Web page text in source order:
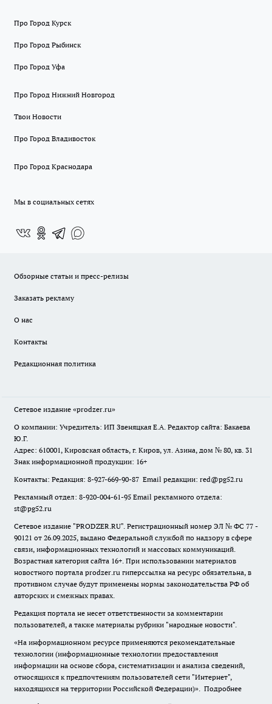
Про Город Курск
Про Город Рыбинск
Про Город Уфа
Про Город Нижний Новгород
Твои Новости
Про Город Владивосток
Про Город Краснодара
Мы в социальных сетях
Обзорные статьи и пресс-релизы
Заказать рекламу
О нас
Контакты
Редакционная политика
Сетевое издание «prodzer.ru»
О компании: Учредитель: ИП Звеняцкая Е.А. Редактор сайта: Бакаева
Ю.Г.
Адрес: 610001, Кировская область, г. Киров, ул. Азина, дом № 80, кв. 31
Знак информационной продукции: 16+
Контакты: Редакция: 8-927-669-90-87 Email редакции: red@pg52.ru
Рекламный отдел: 8-920-004-61-95 Email рекламного отдела:
st@pg52.ru
Сетевое издание "PRODZER.RU". Регистрационный номер ЭЛ № ФС 77 -
90121 от 26.09.2025, выдано Федеральной службой по надзору в сфере
связи, информационных технологий и массовых коммуникаций.
Возрастная категория сайта 16+. При использовании материалов
новостного портала prodzer.ru гиперссылка на ресурс обязательна, в
противном случае будут применены нормы законодательства РФ об
авторских и смежных правах.
Редакция портала не несет ответственности за комментарии
пользователей, а также материалы рубрики "народные новости".
«На информационном ресурсе применяются рекомендательные
технологии (информационные технологии предоставления
информации на основе сбора, систематизации и анализа сведений,
относящихся к предпочтениям пользователей сети "Интернет",
находящихся на территории Российской Федерации)». Подробнее